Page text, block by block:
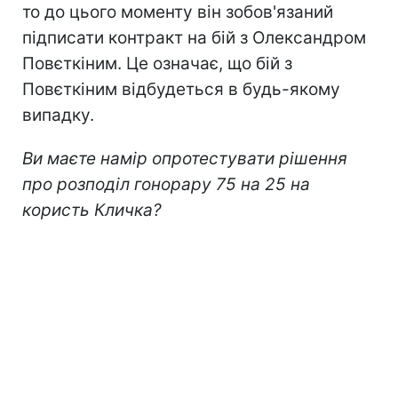
то до цього моменту він зобов'язаний
підписати контракт на бій з Олександром
Повєткіним. Це означає, що бій з
Повєткіним відбудеться в будь-якому
випадку.
Ви маєте намір опротестувати рішення
про розподіл гонорару 75 на 25 на
користь Кличка?